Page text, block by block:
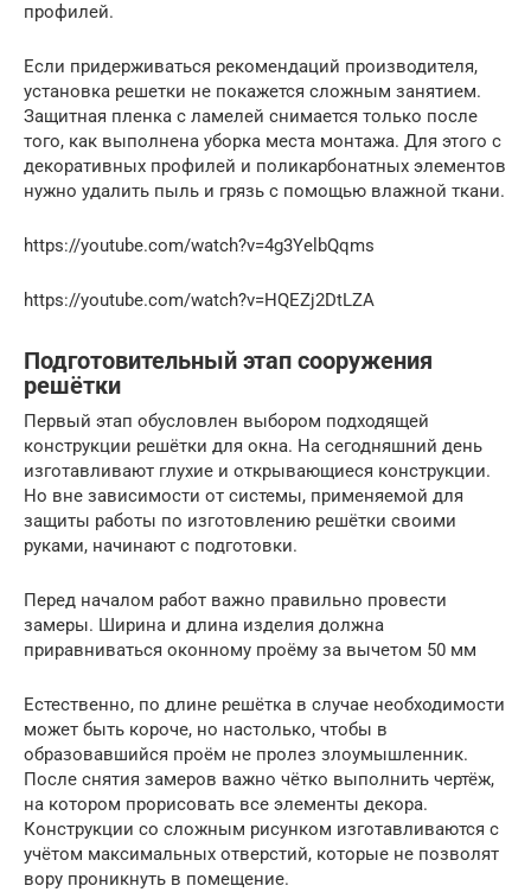
профилей.
Если придерживаться рекомендаций производителя,
установка решетки не покажется сложным занятием.
Защитная пленка с ламелей снимается только после
того, как выполнена уборка места монтажа. Для этого с
декоративных профилей и поликарбонатных элементов
нужно удалить пыль и грязь с помощью влажной ткани.
https://youtube.com/watch?v=4g3YelbQqms
https://youtube.com/watch?v=HQEZj2DtLZA
Подготовительный этап сооружения
решётки
Первый этап обусловлен выбором подходящей
конструкции решётки для окна. На сегодняшний день
изготавливают глухие и открывающиеся конструкции.
Но вне зависимости от системы, применяемой для
защиты работы по изготовлению решётки своими
руками, начинают с подготовки.
Перед началом работ важно правильно провести
замеры. Ширина и длина изделия должна
приравниваться оконному проёму за вычетом 50 мм
Естественно, по длине решётка в случае необходимости
может быть короче, но настолько, чтобы в
образовавшийся проём не пролез злоумышленник.
После снятия замеров важно чётко выполнить чертёж,
на котором прорисовать все элементы декора.
Конструкции со сложным рисунком изготавливаются с
учётом максимальных отверстий, которые не позволят
вору проникнуть в помещение.